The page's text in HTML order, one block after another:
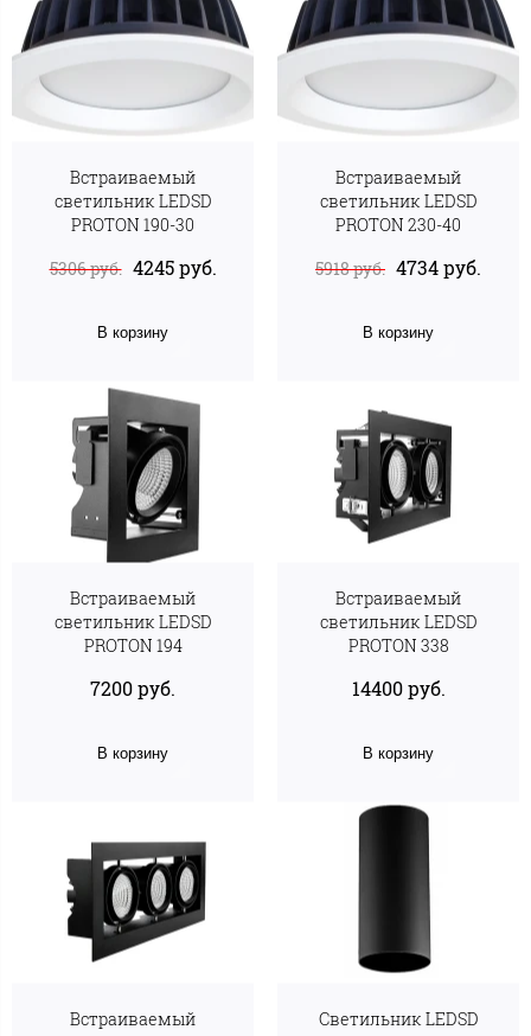
Встраиваемый
светильник LEDSD
PROTON 190-30
5306 руб. 4245 руб.
В корзину
Встраиваемый
светильник LEDSD
PROTON 230-40
5918 руб. 4734 руб.
В корзину
Встраиваемый
светильник LEDSD
PROTON 194
7200 руб.
В корзину
Встраиваемый
светильник LEDSD
PROTON 338
14400 руб.
В корзину
Встраиваемый
Светильник LEDSD